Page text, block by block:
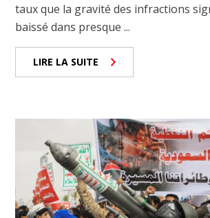
taux que la gravité des infractions
baissé dans presque ...
LIRE LA SUITE